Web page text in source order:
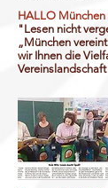
HALLO München
"Lesen nicht
„München
wir Ihnen die
Vereinslandschaft